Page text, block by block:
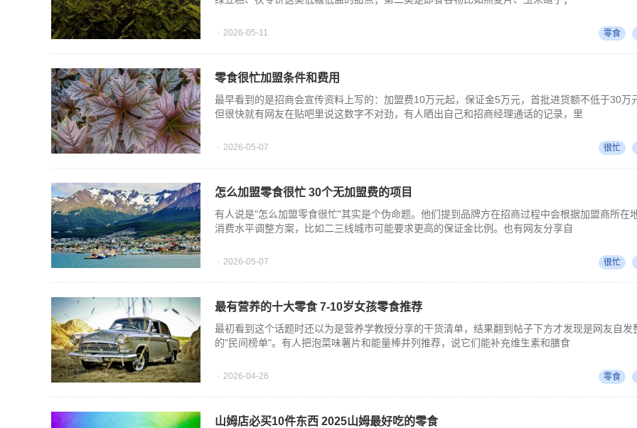
2026-05-11 零食
零食很忙加盟条件和费用
最早看到的是招商会宣传资料上写的：加盟费10万元起，保证金5万元，首批进货额不低于30万
但很快就有网友在贴吧里说这数字不对劲，有人晒出自己和招商经理通话的记录，里
2026-05-07 很忙
怎么加盟零食很忙 30个无加盟费的项目
有人说是"怎么加盟零食很忙"其实是个伪命题。他们提到品牌方在招商过程中会根据加盟商所在
消费水平调整方案，比如二三线城市可能要求更高的保证金比例。也有网友分享自
2026-05-07 很忙
最有营养的十大零食 7-10岁女孩零食推荐
最初看到这个话题时还以为是营养学教授分享的干货清单，结果翻到帖子下方才发现是网友自发
的"民间榜单"。有人把泡菜味薯片和能量棒并列推荐，说它们能补充维生素和膳食
2026-04-26 零食
山姆店必买10件东西 2025山姆最好吃的零食